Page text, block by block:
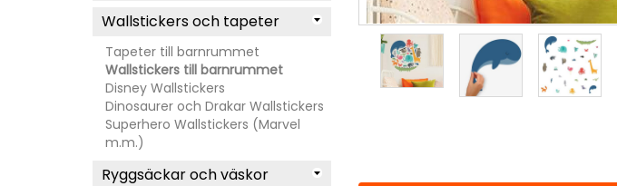
Wallstickers och tapeter
Tapeter till barnrummet
Wallstickers till barnrummet
Disney Wallstickers
Dinosaurer och Drakar Wallstickers
Superhero Wallstickers (Marvel
m.m.)
Ryggsäckar och väskor